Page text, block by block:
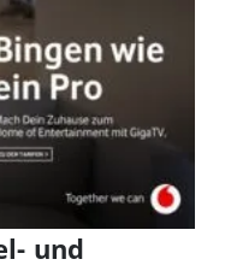
und